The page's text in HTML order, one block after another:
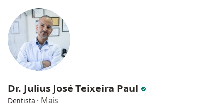
Dr. Julius José Teixeira Paul
Dentista · Mais